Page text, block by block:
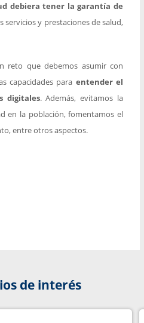
debiera tener la garantía de
y prestaciones de salud,
reto que debemos asumir con
capacidades para entender el
digitales. Además, evitamos la
en la población, fomentamos el
entre otros aspectos.
de interés